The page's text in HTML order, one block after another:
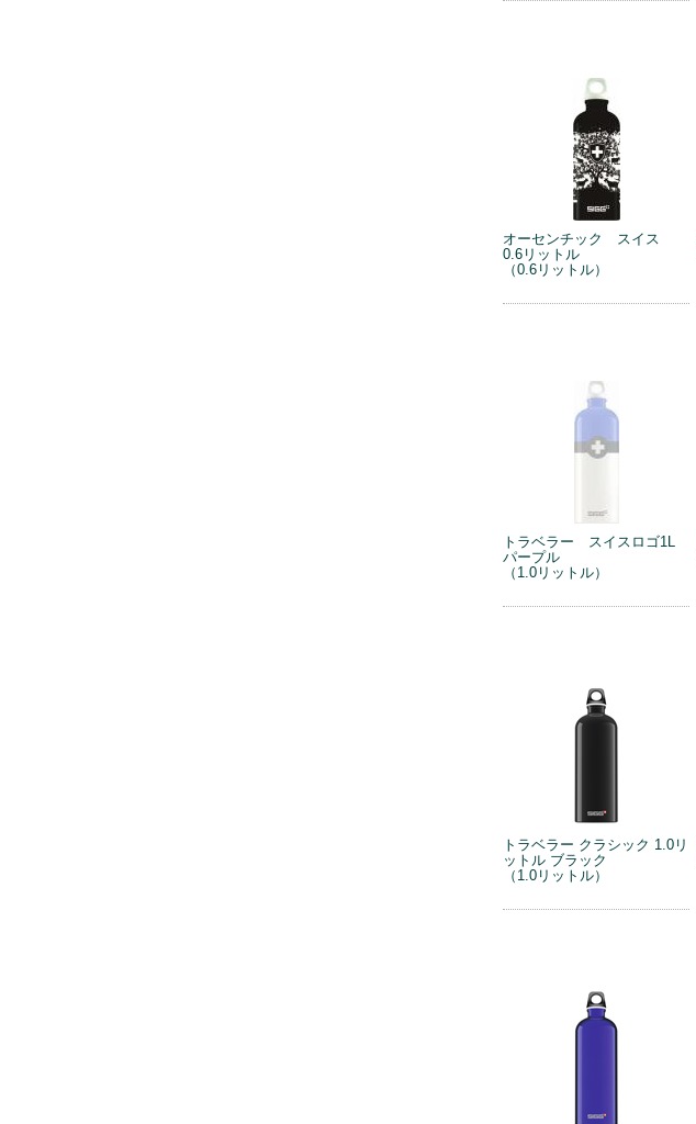
オーセンチック スイス
0.6リットル
（0.6リットル）
トラベラー スイスロゴ1L
パープル
（1.0リットル）
トラベラー クラシック 1.0リ
ットル ブラック
（1.0リットル）